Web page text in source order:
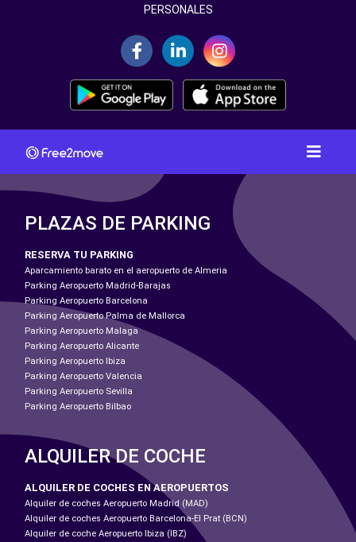
PERSONALES
PLAZAS DE PARKING
RESERVA TU PARKING
Aparcamiento barato en el aeropuerto de Almeria
Parking Aeropuerto Madrid-Barajas
Parking Aeropuerto Barcelona
Parking Aeropuerto Palma de Mallorca
Parking Aeropuerto Malaga
Parking Aeropuerto Alicante
Parking Aeropuerto Ibiza
Parking Aeropuerto Valencia
Parking Aeropuerto Sevilla
Parking Aeropuerto Bilbao
ALQUILER DE COCHE
ALQUILER DE COCHES EN AEROPUERTOS
Alquiler de coches Aeropuerto Madrid (MAD)
Alquiler de coches Aeropuerto Barcelona-El Prat (BCN)
Alquiler de coche Aeropuerto Ibiza (IBZ)